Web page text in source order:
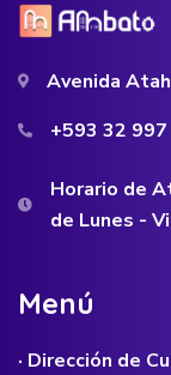
Avenida
+593 32
Horario de
de Lunes -
Menú
· Dirección de